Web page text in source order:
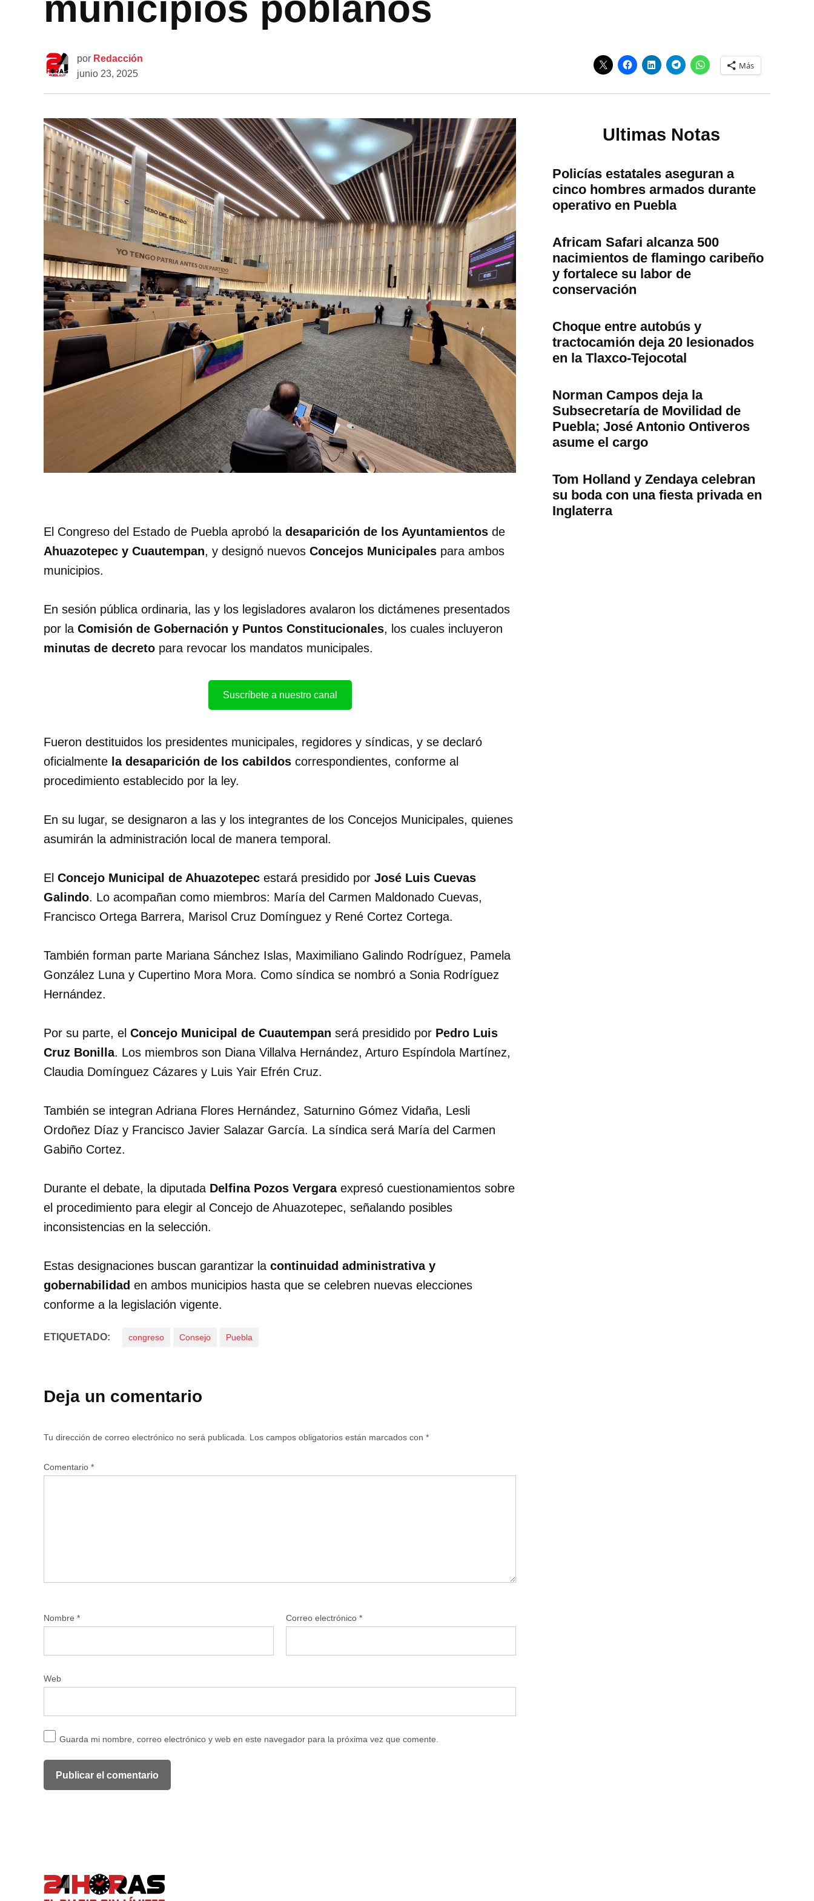
por Redacción
junio 23, 2025
Más
El Congreso del Estado de Puebla aprobó la desaparición de los Ayuntamientos de
Ahuazotepec y Cuautempan, y designó nuevos Concejos Municipales para ambos
municipios.
En sesión pública ordinaria, las y los legisladores avalaron los dictámenes presentados
por la Comisión de Gobernación y Puntos Constitucionales, los cuales incluyeron
minutas de decreto para revocar los mandatos municipales.
Suscríbete a nuestro canal
Fueron destituidos los presidentes municipales, regidores y síndicas, y se declaró
oficialmente la desaparición de los cabildos correspondientes, conforme al
procedimiento establecido por la ley.
En su lugar, se designaron a las y los integrantes de los Concejos Municipales, quienes
asumirán la administración local de manera temporal.
El Concejo Municipal de Ahuazotepec estará presidido por José Luis Cuevas
Galindo. Lo acompañan como miembros: María del Carmen Maldonado Cuevas,
Francisco Ortega Barrera, Marisol Cruz Domínguez y René Cortez Cortega.
También forman parte Mariana Sánchez Islas, Maximiliano Galindo Rodríguez, Pamela
González Luna y Cupertino Mora Mora. Como síndica se nombró a Sonia Rodríguez
Hernández.
Por su parte, el Concejo Municipal de Cuautempan será presidido por Pedro Luis
Cruz Bonilla. Los miembros son Diana Villalva Hernández, Arturo Espíndola Martínez,
Claudia Domínguez Cázares y Luis Yair Efrén Cruz.
También se integran Adriana Flores Hernández, Saturnino Gómez Vidaña, Lesli
Ordoñez Díaz y Francisco Javier Salazar García. La síndica será María del Carmen
Gabiño Cortez.
Durante el debate, la diputada Delfina Pozos Vergaraexpresó cuestionamientos sobre
el procedimiento para elegir al Concejo de Ahuazotepec, señalando posibles
inconsistencias en la selección.
Estas designaciones buscan garantizar la continuidad administrativa y
gobernabilidad en ambos municipios hasta que se celebren nuevas elecciones
conforme a la legislación vigente.
ETIQUETADO: congreso Consejo Puebla
Deja un comentario
Tu dirección de correo electrónico no será publicada. Los campos obligatorios están marcados con *
Comentario *
Nombre * Correo electrónico *
Web
Guarda mi nombre, correo electrónico y web en este navegador para la próxima vez que comente.
Ultimas Notas
Policías estatales aseguran a
cinco hombres armados durante
operativo en Puebla
Africam Safari alcanza 500
nacimientos de flamingo caribeño
y fortalece su labor de
conservación
Choque entre autobús y
tractocamión deja 20 lesionados
en la Tlaxco-Tejocotal
Norman Campos deja la
Subsecretaría de Movilidad de
Puebla; José Antonio Ontiveros
asume el cargo
Tom Holland y Zendaya celebran
su boda con una fiesta privada en
Inglaterra